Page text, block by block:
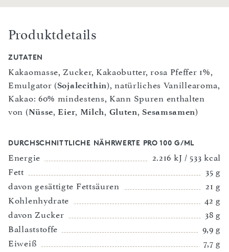
Produktdetails
ZUTATEN
Kakaomasse, Zucker, Kakaobutter, rosa Pfeffer 1%,
Emulgator (Sojalecithin), natürliches Vanillearoma,
Kakao: 60% mindestens, Kann Spuren enthalten
von (Nüsse,Eier, Milch, Gluten,Sesamsamen)
DURCHSCHNITTLICHE NÄHRWERTE PRO 100 G/ML
Energie
2.216 kJ / 533 kcal
Fett
35 g
davon gesättigte Fettsäuren
21 g
Kohlenhydrate
42 g
davon Zucker
38 g
Ballaststoffe
9,9 g
Eiweiß
7,7 g